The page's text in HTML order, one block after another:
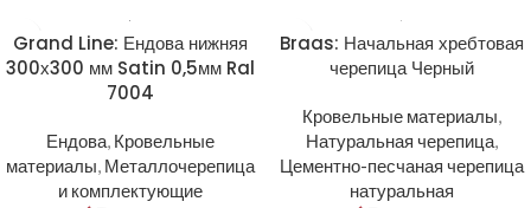
Grand Line: Ендова нижняя
300х300 мм Satin 0,5мм Ral
7004
Ендова, Кровельные
материалы, Металлочерепица
и комплектующие
Braas: Начальная хребтовая
черепица Черный
Кровельные материалы,
Натуральная черепица,
Цементно-песчаная черепица
натуральная